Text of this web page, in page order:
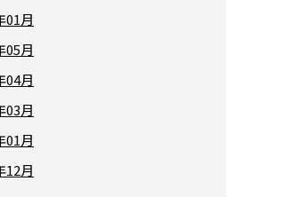
01月
05月
04月
03月
01月
12月